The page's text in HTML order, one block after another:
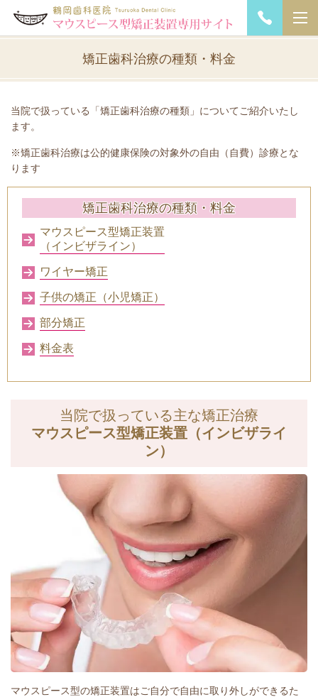
矯正歯科治療の種類・料金
当院で扱っている「矯正歯科治療の種類」についてご紹介いたし
ます。
※矯正歯科治療は公的健康保険の対象外の自由（自費）診療とな
ります
矯正歯科治療の種類・料金
マウスピース型矯正装置
（インビザライン）
ワイヤー矯正
子供の矯正（小児矯正）
部分矯正
料金表
当院で扱っている主な矯正治療
マウスピース型矯正装置 （インビザライ
ン）
マウスピース型の矯正装置はご自分で自由に取り外しができるた